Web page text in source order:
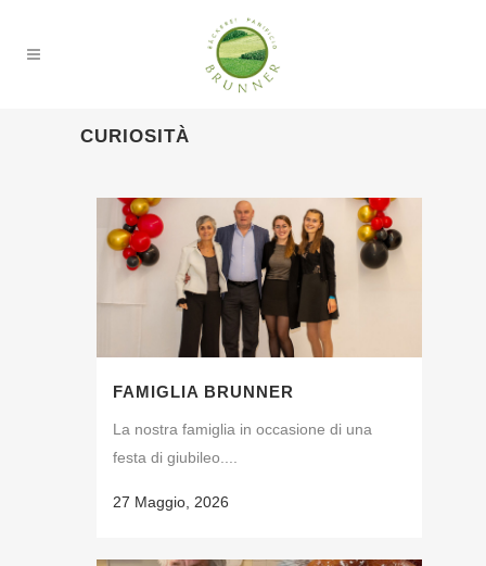
CURIOSITÀ
FAMIGLIA BRUNNER
La nostra famiglia in occasione di una
festa di giubileo....
27 Maggio, 2026